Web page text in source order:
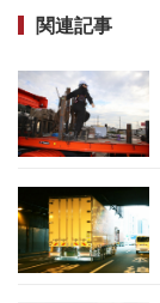
関連記事